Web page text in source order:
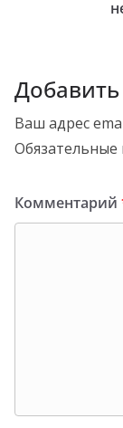
Ваш адрес
Комментарий